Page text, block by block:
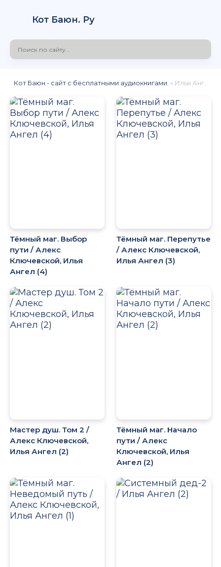
Кот Баюн. Ру
Кот Баюн - сайт с бесплатными аудиокнигами. » Илья Ангел
Тёмный маг. Выбор
пути / Алекс
Ключевской, Илья
Ангел (4)
Тёмный маг. Перепутье
/ Алекс Ключевской,
Илья Ангел (3)
Мастер душ. Том 2 /
Алекс Ключевской,
Илья Ангел (2)
Тёмный маг. Начало
пути / Алекс
Ключевской, Илья
Ангел (2)